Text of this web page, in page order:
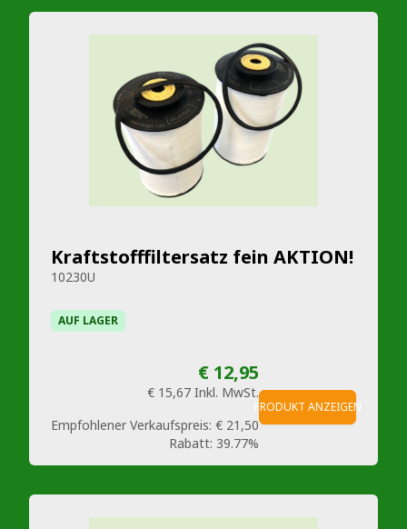
Kraftstofffiltersatz fein AKTION!
10230U
AUF LAGER
€ 12,95
€ 15,67 Inkl. MwSt.
Empfohlener Verkaufspreis: € 21,50
Rabatt: 39.77%
PRODUKT ANZEIGEN